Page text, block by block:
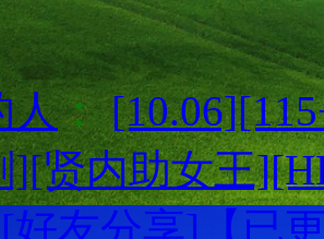
人：
][贤内助女王
友分享]【已